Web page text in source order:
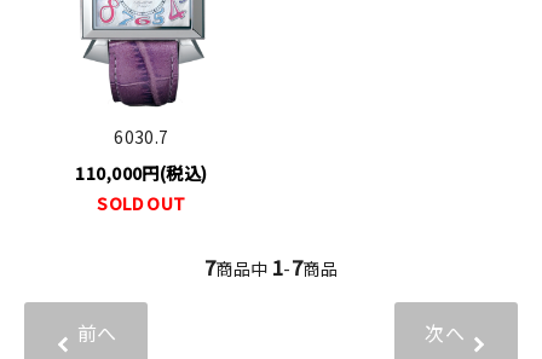
6030.7
110,000円(税込)
SOLD OUT
7商品中 1-7商品
前へ 次へ